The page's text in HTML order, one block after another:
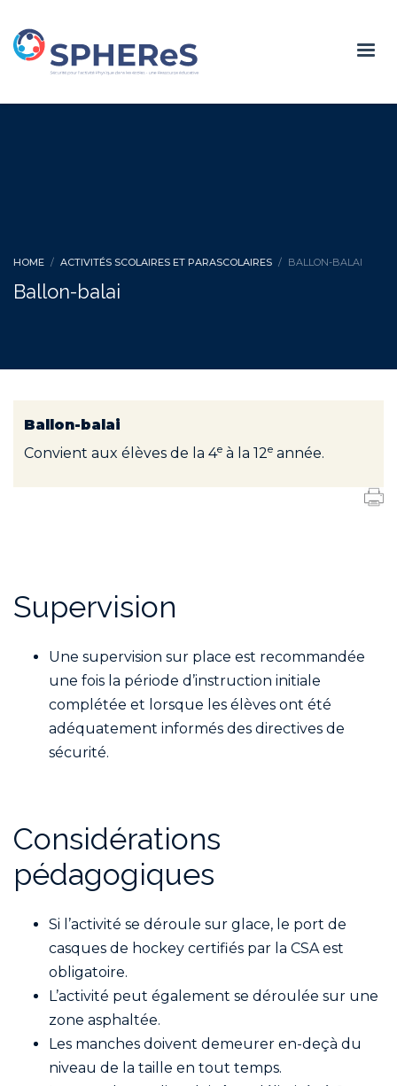
HOME ACTIVITÉS SCOLAIRES ET PARASCOLAIRES BALLON-BALAI
Ballon-balai
Ballon-balai
Convient aux élèves de la 4e à la 12e année.
Supervision
Une supervision sur place est recommandée
une fois la période d’instruction initiale
complétée et lorsque les élèves ont été
adéquatement informés des directives de
sécurité.
Considérations
pédagogiques
Si l’activité se déroule sur glace, le port de
casques de hockey certifiés par la CSA est
obligatoire.
L’activité peut également se déroulée sur une
zone asphaltée.
Les manches doivent demeurer en-deçà du
niveau de la taille en tout temps.